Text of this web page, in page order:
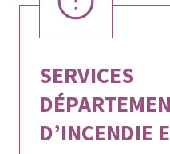
SERVICES
D’INCENDIE